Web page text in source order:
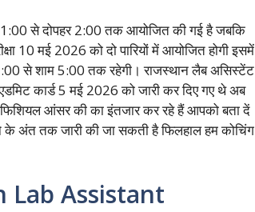
से दोपहर 2:00 तक आयोजित की गई है जबकि
10 मई 2026 को दो पारियों में आयोजित होगी इसमें
से शाम 5:00 तक रहेगी। राजस्थान लैब असिस्टेंट
कार्ड 5 मई 2026 को जारी कर दिए गए थे अब
ऑफिशियल आंसर की का इंतजार कर रहे हैं आपको बता दें
के अंत तक जारी की जा सकती है फिलहाल हम कोचिंग
Lab Assistant